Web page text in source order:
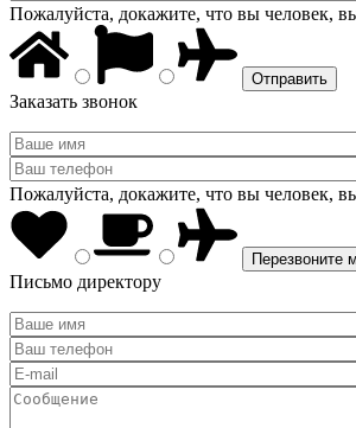
Пожалуйста, докажите, что вы человек,
Заказать звонок
Пожалуйста, докажите, что вы человек,
Письмо директору